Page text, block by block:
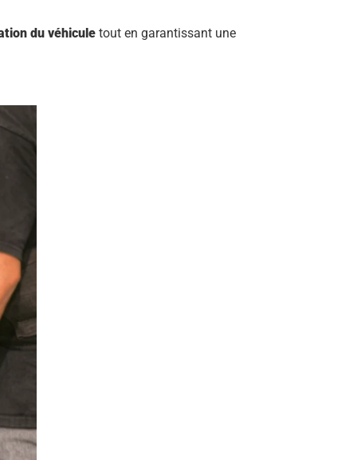
du véhicule tout en garantissant une